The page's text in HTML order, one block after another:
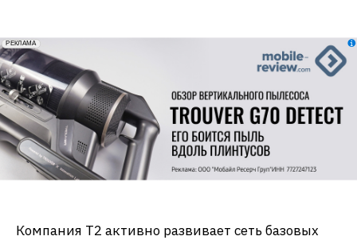
erid: 2VfnxxmNzs5
РЕКЛАМА
Компания Т2 активно развивает сеть базовых